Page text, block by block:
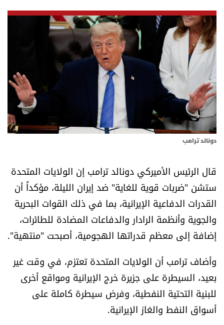
نداء اليوم
محليات
أسرار
متفرقات
نداء القرّاء
خاص الموقع
كتّابنا
تحت المجهر
آراء
اقتصاد
العالم
الصحافة الإسرائيلية
دونالد ترامب
قال الرئيس الأميركي دونالد ترامب إن الولايات المتحدة
ستشن "ضربات قوية للغاية" ضد إيران الليلة، مؤكداً أن
القدرات الدفاعية الإيرانية، بما في ذلك القوات البحرية
والجوية وأنظمة الرادار والدفاعات المضادة للطائرات،
إضافة إلى معظم قدراتها الهجومية، أصبحت "منتهية".
وأضاف ترامب أن الولايات المتحدة تعتزم، في وقت غير
بعيد، السيطرة على جزيرة خرج الإيرانية ومواقع أخرى
للبنية التحتية النفطية، وفرض سيطرة كاملة على
أسواق النفط والغاز الإيرانية.